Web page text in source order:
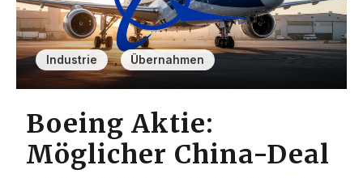
Industrie , Übernahmen
Boeing Aktie:
Möglicher China-Deal